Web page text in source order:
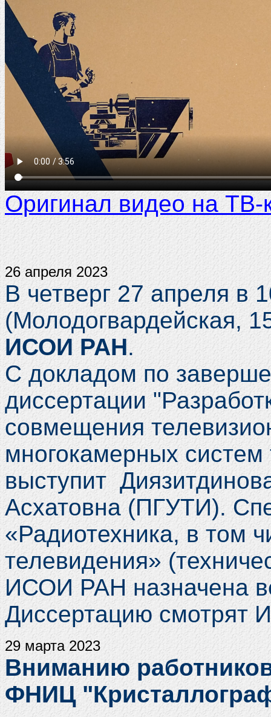
Оригинал видео на ТВ-
26 апреля 2023
В четверг 27 апреля в
(Молодогвардейская,
ИСОИ РАН.
С докладом по
диссертации
совмещения
многокамерных систем
выступит
Асхатовна(ПГУТИ).
«Радиотехника, в том
телевидения»
ИСОИ РАН назначена
Диссертацию
29 марта 2023
Вниманию
ФНИЦ